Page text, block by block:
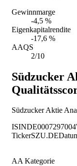
Gewinnmarge
-4,5 %
Eigenkapitalrendite
-17,6 %
AAQS
2/10
Südzucker
Südzucker Aktie
ISINDE0007297004
TickerSZU.DE
AA Kategorie